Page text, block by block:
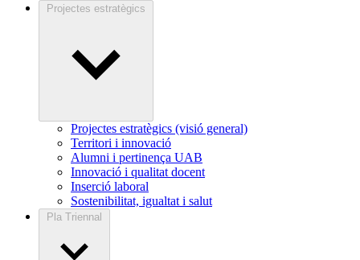
Projectes estratègics
Projectes estratègics (visió general)
Territori i innovació
Alumni i pertinença UAB
Innovació i qualitat docent
Inserció laboral
Sostenibilitat, igualtat i salut
Pla Triennal